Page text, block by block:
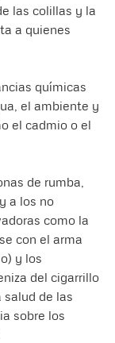
las colillas y la
a quienes
químicas
el ambiente y
el cadmio o el
de rumba,
a los no
como la
con el arma
y los
del cigarrillo
salud de las
sobre los